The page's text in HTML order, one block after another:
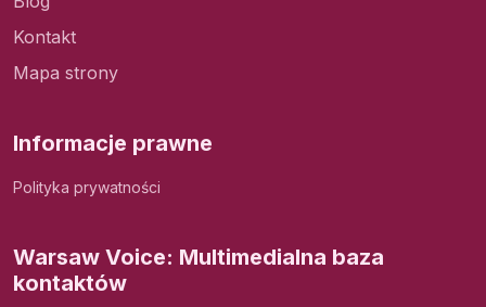
Kontakt
Mapa strony
Informacje prawne
Polityka prywatności
Warsaw Voice: Multimedialna baza
kontaktów